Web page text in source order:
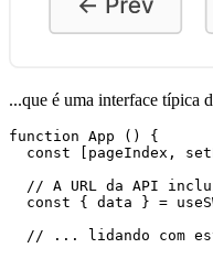
...que é uma interface típica
function App () {
  const
pageIndex ,
// A URL da API
  const
{ data } =
// ... lidando com